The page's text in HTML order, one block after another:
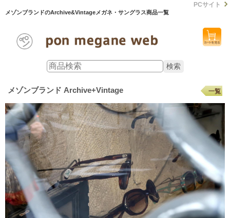
メゾンブランドのArchive&Vintageメガネ・サングラス商品一覧
PCサイト
メゾンブランド Archive+Vintage 一覧